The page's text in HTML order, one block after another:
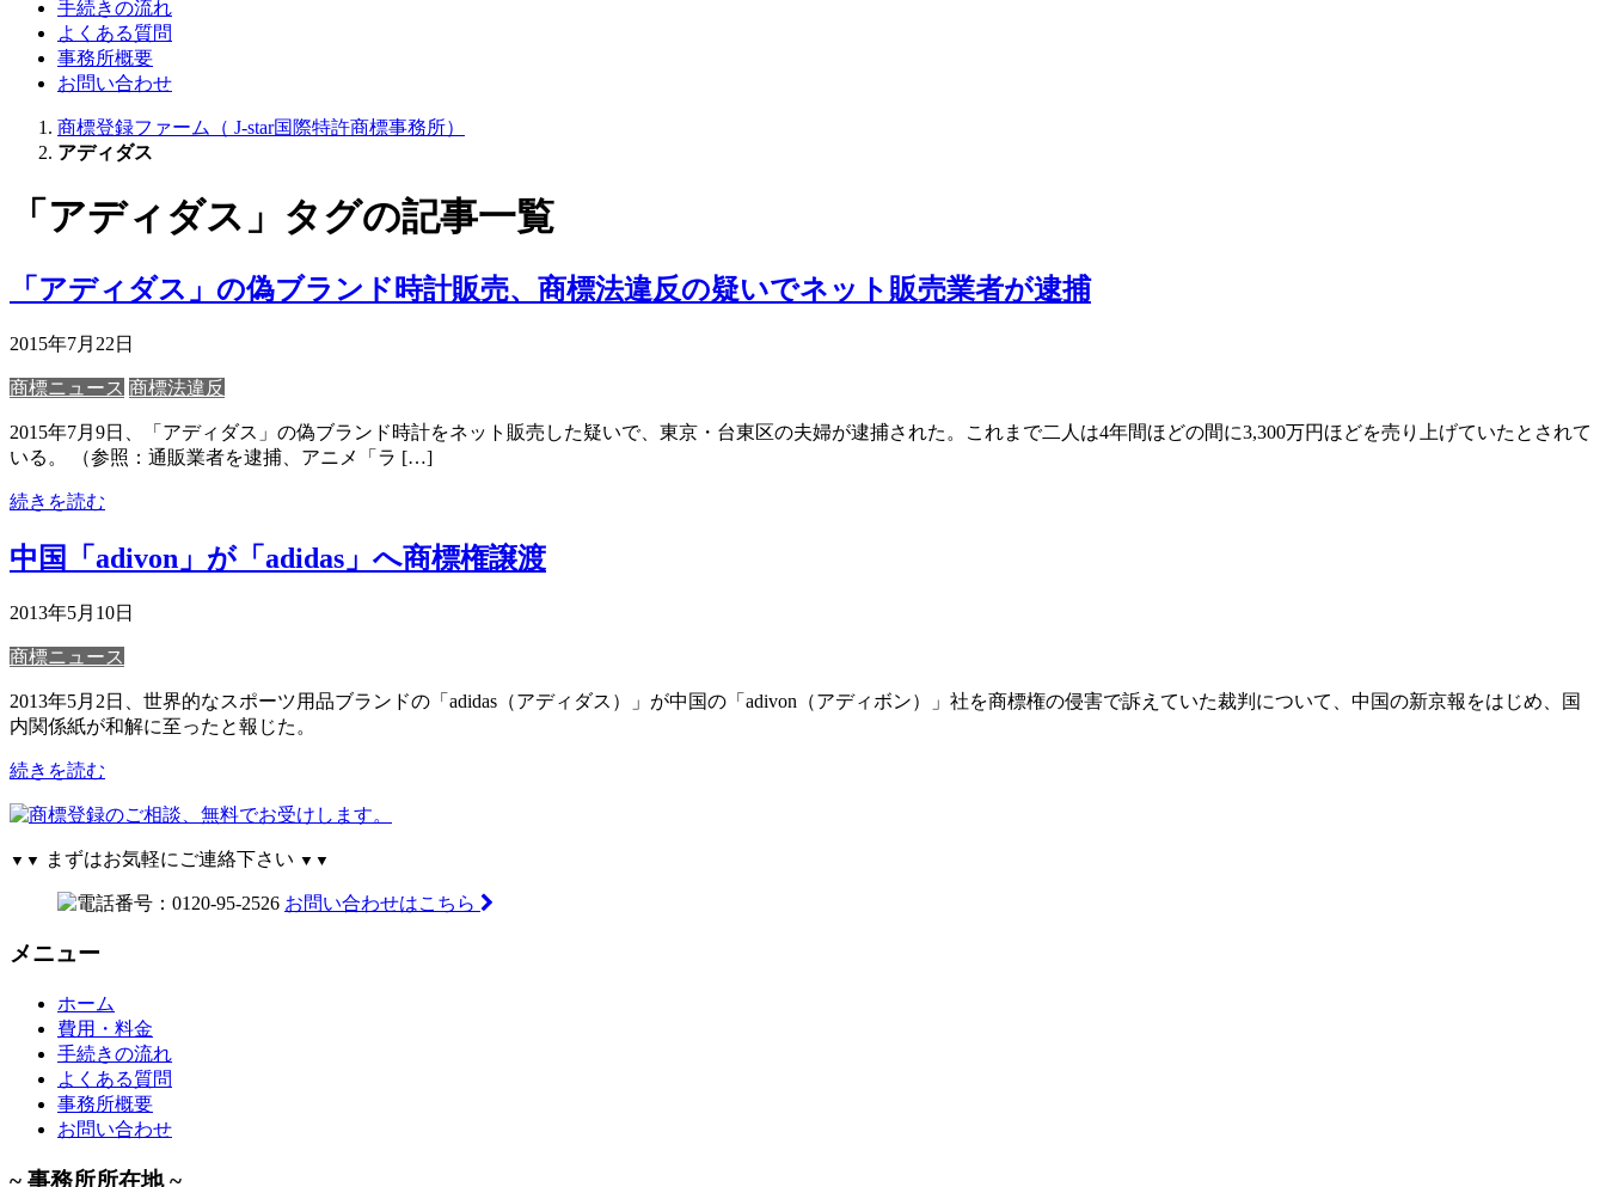
手続きの流れ
よくある質問
事務所概要
お問い合わせ
商標登録ファーム（ J-star国際特許商標事務所）
アディダス
「アディダス」タグの記事一覧
「アディダス」の偽ブランド時計販売、商標法違反の疑いでネット販売業者が逮捕
2015年7月22日
商標ニュース 商標法違反
2015年7月9日、「アディダス」の偽ブランド時計をネット販売した疑いで、東京・台東区の夫婦が逮捕された。これまで二人は4年間ほどの間に3,300万円ほどを売り上げていたとされて
いる。 （参照：通販業者を逮捕、アニメ「ラ […]
続きを読む
中国「adivon」が「adidas」へ商標権譲渡
2013年5月10日
商標ニュース
2013年5月2日、世界的なスポーツ用品ブランドの「adidas（アディダス）」が中国の「adivon（アディボン）」社を商標権の侵害で訴えていた裁判について、中国の新京報をはじめ、国
内関係紙が和解に至ったと報じた。
続きを読む
▼▼ まずはお気軽にご連絡下さい ▼▼
お問い合わせはこちら
メニュー
ホーム
費用・料金
手続きの流れ
よくある質問
事務所概要
お問い合わせ
~ 事務所所在地 ~